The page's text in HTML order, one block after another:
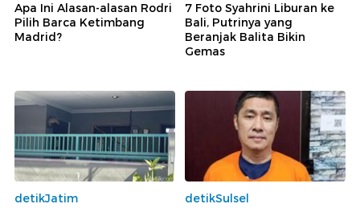
Apa Ini Alasan-alasan Rodri
Pilih Barca Ketimbang
Madrid?
7 Foto Syahrini Liburan ke
Bali, Putrinya yang
Beranjak Balita Bikin
Gemas
detikJatim
detikSulsel